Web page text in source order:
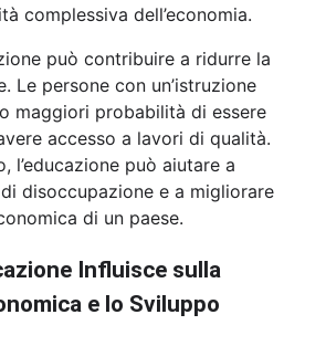
complessiva dell’economia.
può contribuire a ridurre la
Le persone con un’istruzione
maggiori probabilità di essere
accesso a lavori di qualità.
l’educazione può aiutare a
disoccupazione e a migliorare
di un paese.
Influisce sulla
e lo Sviluppo